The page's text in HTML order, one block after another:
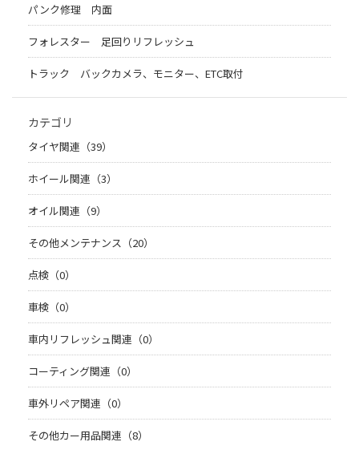
パンク修理 内面
フォレスター 足回りリフレッシュ
トラック バックカメラ、モニター、ETC取付
カテゴリ
タイヤ関連（39）
ホイール関連（3）
オイル関連（9）
その他メンテナンス（20）
点検（0）
車検（0）
車内リフレッシュ関連（0）
コーティング関連（0）
車外リペア関連（0）
その他カー用品関連（8）